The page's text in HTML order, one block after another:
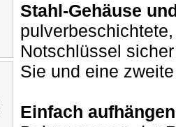
Stahl-Gehäuse
Notschlüssel
Sie und eine
Einfach